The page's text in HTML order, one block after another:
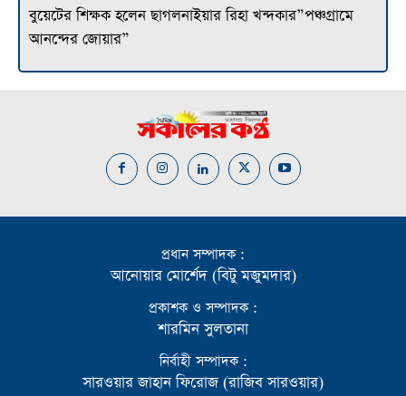
বুয়েটের শিক্ষক হলেন ছাগলনাইয়ার রিহা খন্দকার”পঞ্চগ্রামে
আনন্দের জোয়ার”
প্রধান সম্পাদক :
আনোয়ার মোর্শেদ (বিটু মজুমদার)
প্রকাশক ও সম্পাদক :
শারমিন সুলতানা
নির্বাহী সম্পাদক :
সারওয়ার জাহান ফিরোজ (রাজিব সারওয়ার)